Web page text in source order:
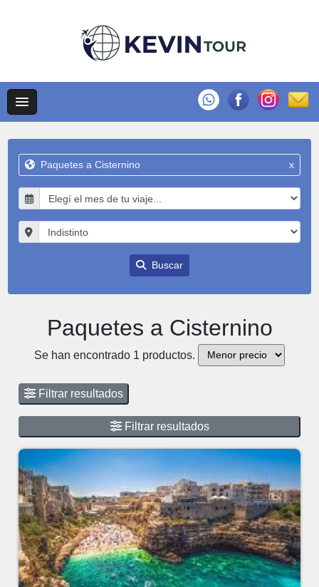
Paquetes a Cisternino x
Buscar
Paquetes a Cisternino
Se han encontrado 1 productos.
Filtrar resultados
Filtrar resultados